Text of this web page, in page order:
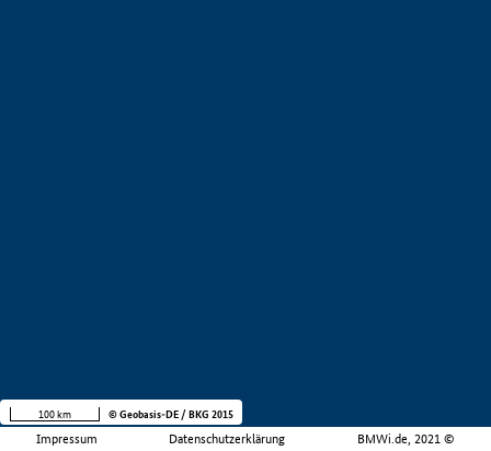
Impressum Datenschutzerklärung BMWi.de, 2021 ©
100 km © Geobasis-DE / BKG 2015